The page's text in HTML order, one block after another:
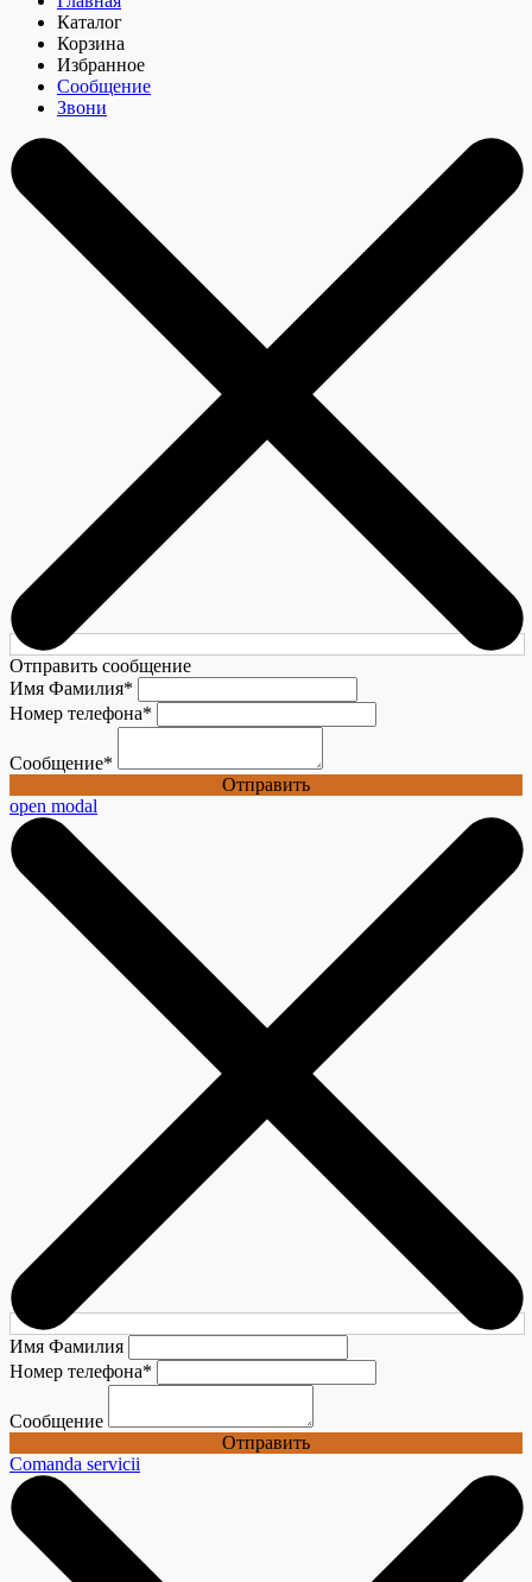
Каталог
Корзина
Избранное
Сообщение
Звони
Отправить сообщение
Имя Фамилия*
Номер телефона*
Сообщение*
Отправить
open modal
Имя Фамилия
Номер телефона*
Сообщение
Отправить
Comanda servicii